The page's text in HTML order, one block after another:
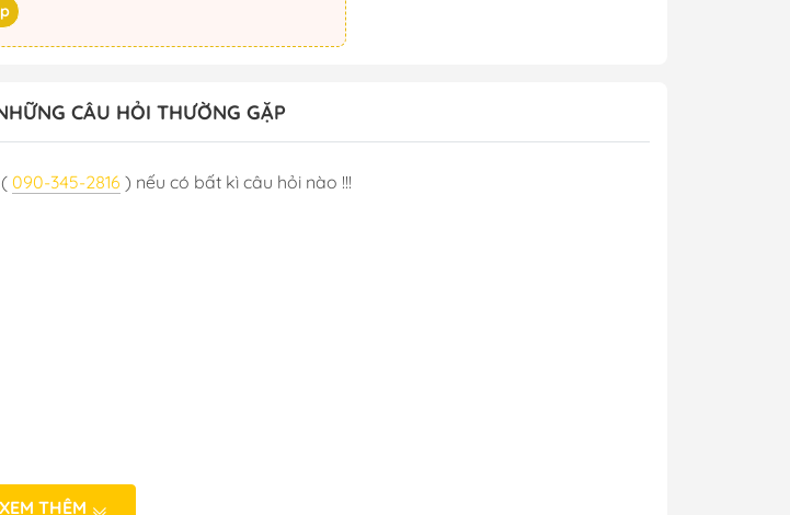
CÂU HỎI THƯỜNG GẶP
090-345-2816 ) nếu có bất kì câu hỏi nào !!!
XEM THÊM